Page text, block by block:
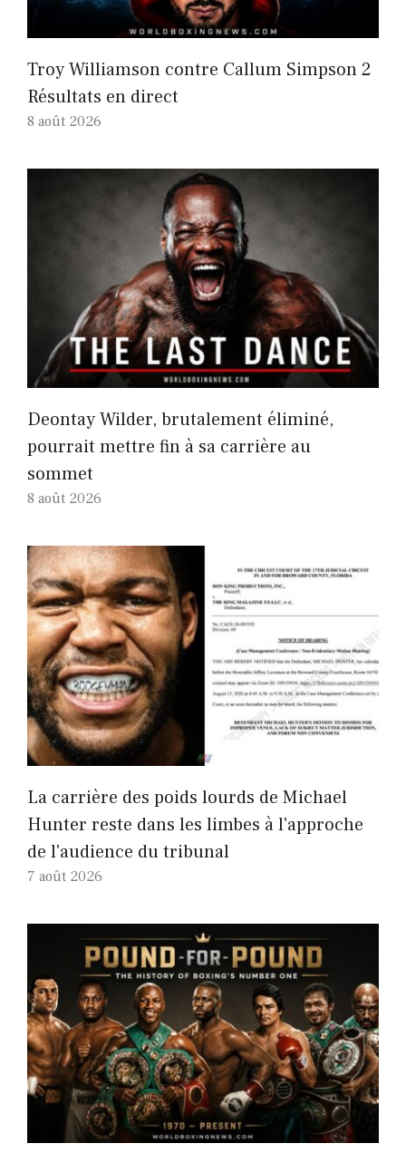
Troy Williamson contre Callum Simpson 2
Résultats en direct
8 août 2026
Deontay Wilder, brutalement éliminé,
pourrait mettre fin à sa carrière au
sommet
8 août 2026
La carrière des poids lourds de Michael
Hunter reste dans les limbes à l'approche
de l'audience du tribunal
7 août 2026